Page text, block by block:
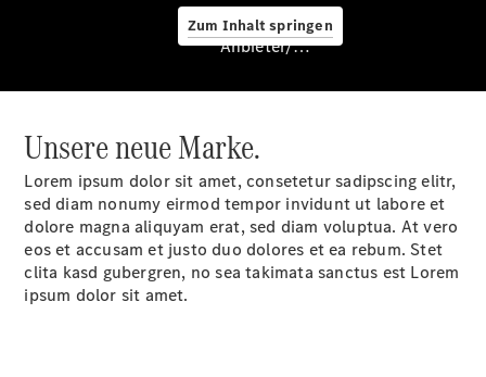
Zum Inhalt springen
Ansprechpartner
Karriere
Detail
Anbieter/Datenschutz
Unsere neue Marke.
Lorem ipsum dolor sit amet, consetetur sadipscing elitr,
sed diam nonumy eirmod tempor invidunt ut labore et
dolore magna aliquyam erat, sed diam voluptua. At vero
eos et accusam et justo duo dolores et ea rebum. Stet
clita kasd gubergren, no sea takimata sanctus est Lorem
ipsum dolor sit amet.